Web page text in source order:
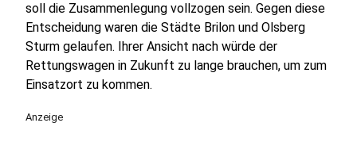
soll die Zusammenlegung vollzogen sein. Gegen diese
Entscheidung waren die Städte Brilon und Olsberg
Sturm gelaufen. Ihrer Ansicht nach würde der
Rettungswagen in Zukunft zu lange brauchen, um zum
Einsatzort zu kommen.
Anzeige